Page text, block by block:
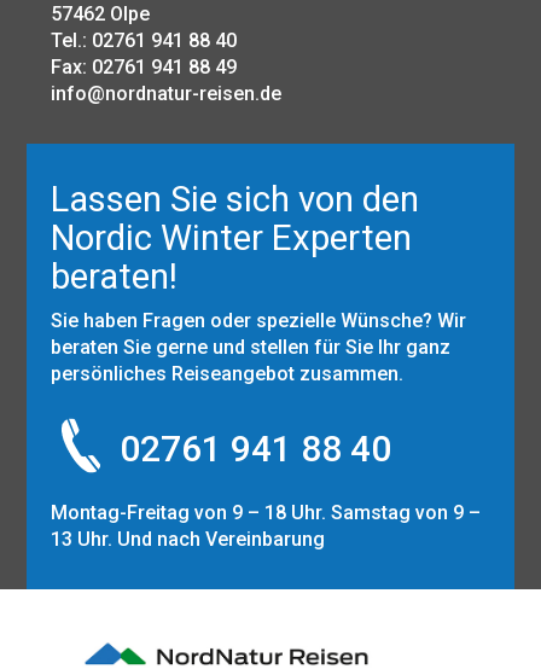
57462 Olpe
Tel.: 02761 941 88 40
Fax: 02761 941 88 49
info@nordnatur-reisen.de
Lassen Sie sich von den
Nordic Winter Experten
beraten!
Sie haben Fragen oder spezielle Wünsche? Wir
beraten Sie gerne und stellen für Sie Ihr ganz
persönliches Reiseangebot zusammen.
02761 941 88 40
Montag-Freitag von 9 – 18 Uhr. Samstag von 9 –
13 Uhr. Und nach Vereinbarung